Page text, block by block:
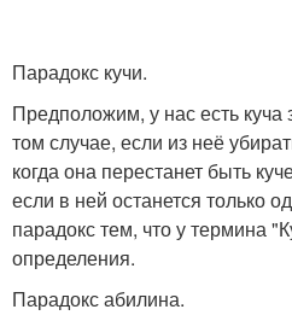
Парадокс кучи.
Предположим, у нас есть
том случае, если из неё
когда она перестанет быть
если в ней останется только
парадокс тем, что у термина
определения.
Парадокс абилина.